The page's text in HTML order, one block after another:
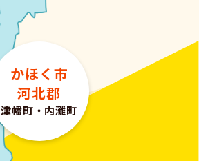
かほく市
河北郡
津幡町 ・ 内灘町